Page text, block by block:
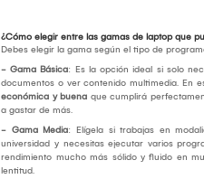
¿Cómo elegir entre las gamas de laptop que
Debes elegir la gama según el tipo de
- Gama Básica: Es la opción ideal si solo
documentos o ver contenido multimedia. En
económica y buena que cumplirá
a gastar de más.
- Gama Media: Elígela si trabajas en
universidad y necesitas ejecutar varios
rendimiento mucho más sólido y fluido en
lentitud.